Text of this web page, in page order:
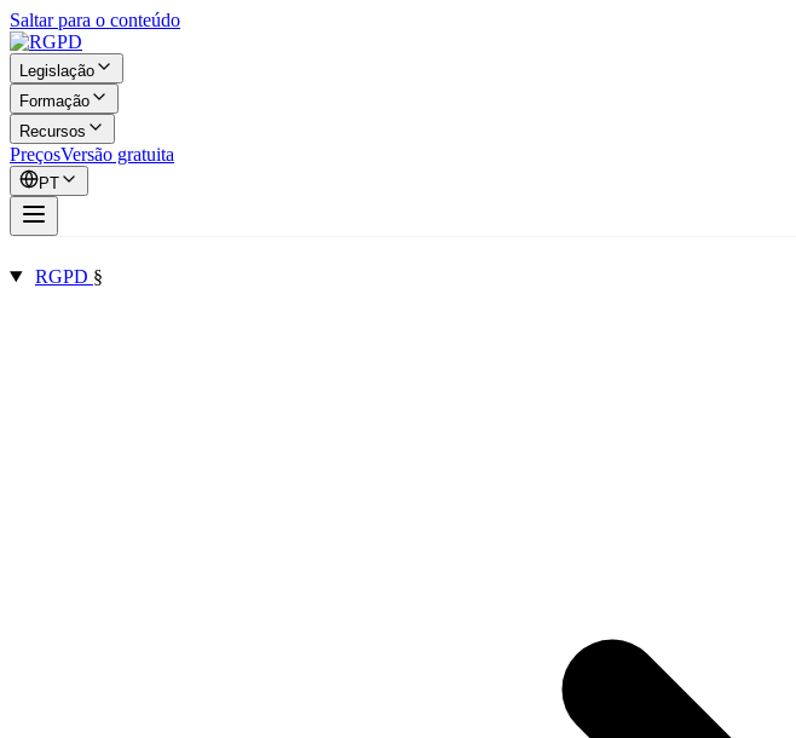
Saltar para o conteúdo
Legislação
Formação
Recursos
PreçosVersão gratuita
PT
RGPD §